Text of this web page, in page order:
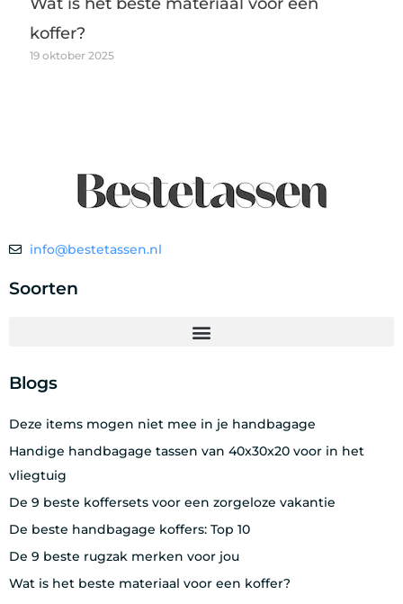
koffer?
19 oktober 2025
info@bestetassen.nl
Soorten
Blogs
Deze items mogen niet mee in je handbagage
Handige handbagage tassen van 40x30x20 voor in het
vliegtuig
De 9 beste koffersets voor een zorgeloze vakantie
De beste handbagage koffers: Top 10
De 9 beste rugzak merken voor jou
Wat is het beste materiaal voor een koffer?